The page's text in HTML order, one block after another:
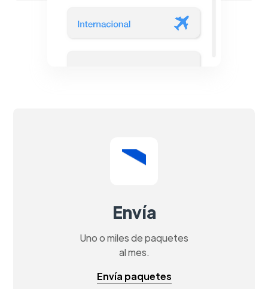
Envía
Uno o miles de paquetes
al mes.
Envía paquetes